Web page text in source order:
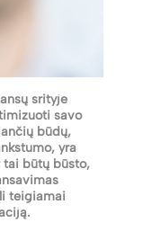
srityje
savo
būdų,
yra
tai būtų būsto,
teigiamai